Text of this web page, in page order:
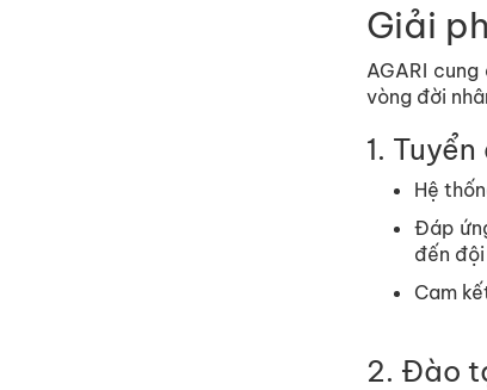
Giải
AGARI
vòng đời
1.
Hệ
Đáp
đến
Cam
2. Đào